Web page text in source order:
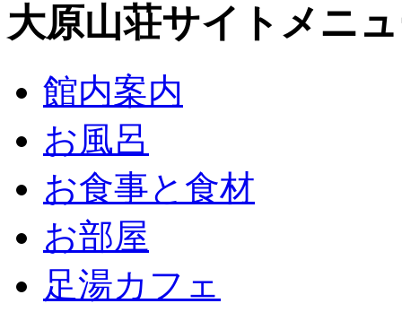
大原山荘サイトメニ
館内案内
お風呂
お食事と食材
お部屋
足湯カフェ